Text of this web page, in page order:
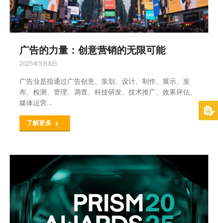
广告的力量：创意营销的无限可能
2025年5月8日
广告业是指通过广告创意、策划、设计、制作、展示、发
布、检测、管理、调查、科技研发、技术推广、效果评估、
媒体运营…
了解更多